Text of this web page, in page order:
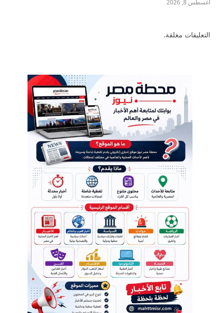
أغسطس 8, 2026
التعليقات مغلقة.